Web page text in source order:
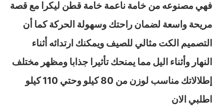
فهي مصنوعه من خامة ناعمة خامة قطن ليكرا مع قصة
مريحة واسعة لضمان راحتك وسهولة الحركة كما أن
التصميم الكت مثالي للصيف ويمكنك ارتدائه أثناء
النهار وأثناء اليل مما يمنحك تأثيرا جذابا ومظهر مختلف
إطلالاتك مناسب لوزن من 80 كيلو وحتي 110 كيلو
اطلبي الان